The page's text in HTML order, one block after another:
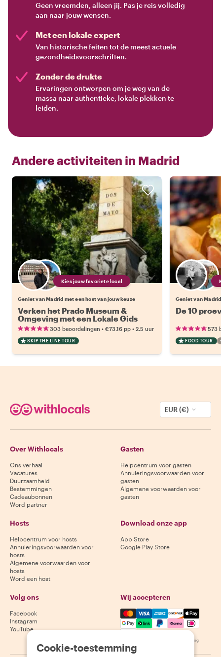
Geen vreemden, alleen jij. Pas je reis volledig
aan naar jouw wensen.
Met een lokale expert
Van historische feiten tot de meest actuele
gezondheidsvoorschriften.
Zonder de drukte
Ervaringen ontworpen om je weg van de
massa naar authentieke, lokale plekken te
leiden.
Andere activiteiten in Madrid
Kies jouw favoriete local
Geniet van Madrid met een host van jouw keuze
Verken het Prado Museum &
Omgeving met een Lokale Gids
303 beoordelingen • €73.16 pp • 2.5 uur
SKIP THE LINE TOUR
Geniet van
De 10
573
FOOD TOUR
EUR (€)
Over Withlocals
Ons verhaal
Vacatures
Duurzaamheid
Bestemmingen
Cadeaubonnen
Word partner
Gasten
Helpcentrum voor gasten
Annuleringsvoorwaarden voor
gasten
Algemene voorwaarden voor
gasten
Hosts
Helpcentrum voor hosts
Annuleringsvoorwaarden voor
hosts
Algemene voorwaarden voor
hosts
Word een host
Download onze app
App Store
Google Play Store
Volg ons
Facebook
Instagram
YouTube
Wij accepteren
Mastercard, Visa, Amex,
Beschikbaarheid varieert per bestemming
Cookie-toestemming